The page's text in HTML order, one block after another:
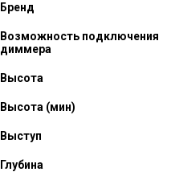
Бренд
Возможность подключения
диммера
Высота
Высота (мин)
Выступ
Глубина